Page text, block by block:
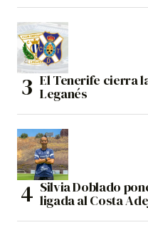
El Tenerife cierra
Leganés
Silvia Doblado
ligada al Costa